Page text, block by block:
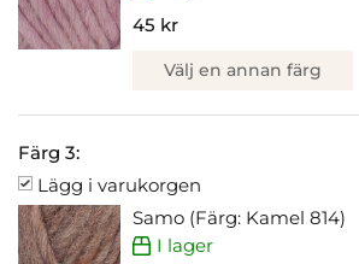
45 kr
Välj en annan färg
Färg 3:
Lägg i varukorgen
Samo (Färg: Kamel 814)
I lager